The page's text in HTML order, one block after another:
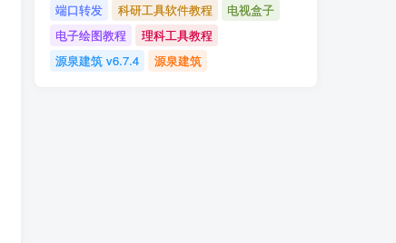
端口转发
科研工具软件教程
电视盒子
电子绘图教程
理科工具教程
源泉建筑 v6.7.4
源泉建筑